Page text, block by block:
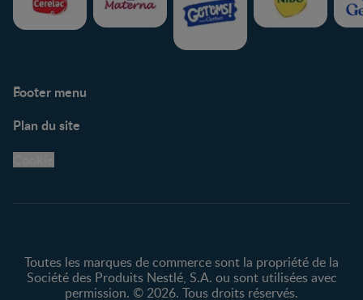
Footer menu
Centre de soutien
Avis légaux
Protection des
Plan du site
Toutes les marques de commerce sont la propriété de la
Société des Produits Nestlé, S.A. ou sont utilisées avec
permission. © 2026. Tous droits réservés.